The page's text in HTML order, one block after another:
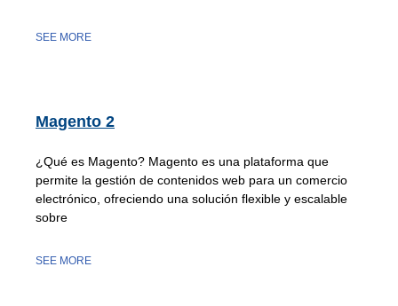
SEE MORE
Magento 2
¿Qué es Magento? Magento es una plataforma que
permite la gestión de contenidos web para un comercio
electrónico, ofreciendo una solución flexible y escalable
sobre
SEE MORE